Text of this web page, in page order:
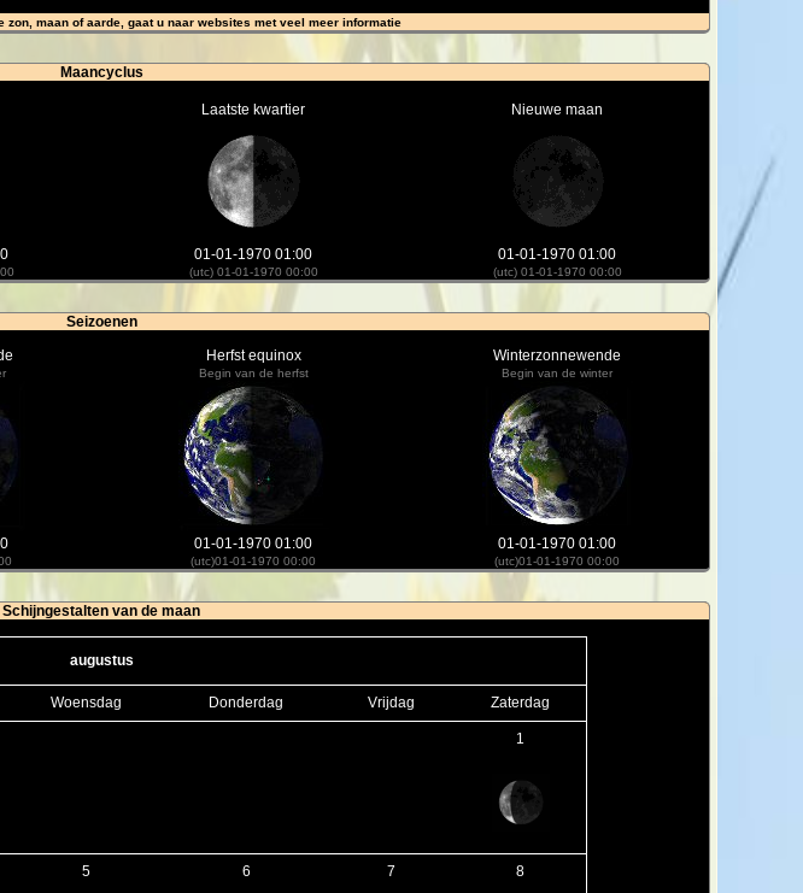
zon, maan of aarde, gaat u naar websites met veel meer informatie
Maancyclus
Laatste kwartier Nieuwe maan
01-01-1970 01:00
(utc) 01-01-1970 00:00
01-01-1970 01:00
(utc) 01-01-1970 00:00
Seizoenen
Herfst equinox
Begin van de herfst
Winterzonnewende
Begin van de winter
01-01-1970 01:00
(utc)01-01-1970 00:00
01-01-1970 01:00
(utc)01-01-1970 00:00
Schijngestalten van de maan
augustus
Woensdag Donderdag Vrijdag Zaterdag
1
5 6 7 8